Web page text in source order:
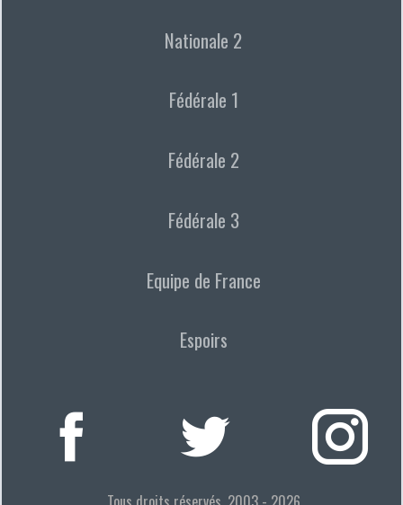
Nationale 2
Fédérale 1
Fédérale 2
Fédérale 3
Equipe de France
Espoirs